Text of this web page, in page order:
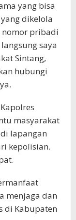
yang bisa
dikelola
nomor pribadi
saya
Sintang,
hubungi
masyarakat
lapangan
kepolisian.
menjaga dan
di Kabupaten